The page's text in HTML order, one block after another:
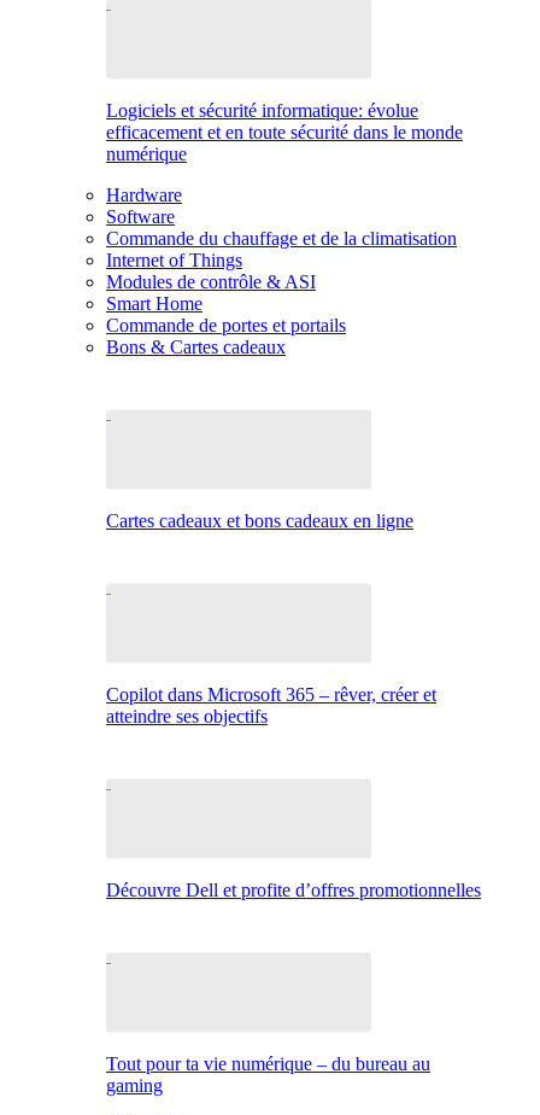
Logiciels et sécurité informatique: évolue
efficacement et en toute sécurité dans le monde
numérique
Hardware
Software
Commande du chauffage et de la climatisation
Internet of Things
Modules de contrôle & ASI
Smart Home
Commande de portes et portails
Bons & Cartes cadeaux
Cartes cadeaux et bons cadeaux en ligne
Copilot dans Microsoft 365 – rêver, créer et
atteindre ses objectifs
Découvre Dell et profite d’offres promotionnelles
Tout pour ta vie numérique – du bureau au
gaming